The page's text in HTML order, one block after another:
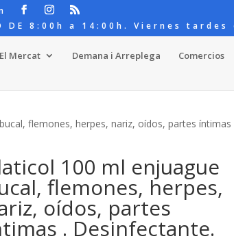
DE 8:00h a 14:00h. Viernes
El Mercat Demana i Arreplega Comercios
flemones, herpes, nariz, oídos, partes íntimas
100 ml enjuague
flemones, herpes,
oídos, partes
. Desinfectante.